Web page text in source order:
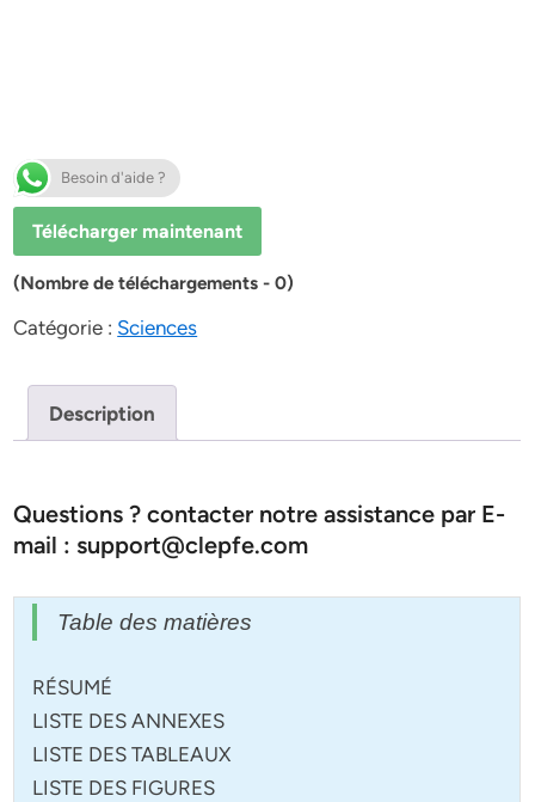
Besoin d'aide ?
Télécharger maintenant
(Nombre de téléchargements - 0)
Catégorie : Sciences
Description
Questions ? contacter notre assistance par E-
mail : support@clepfe.com
Table des matières
RÉSUMÉ
LISTE DES ANNEXES
LISTE DES TABLEAUX
LISTE DES FIGURES